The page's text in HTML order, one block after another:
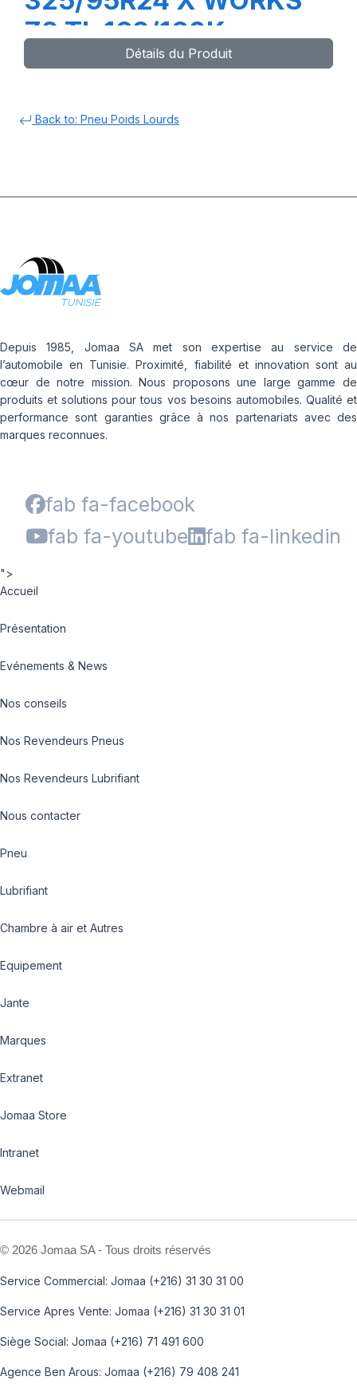
Z2 TL 162/160K
Détails du Produit
Back to: Pneu Poids Lourds
Depuis 1985, Jomaa SA met son expertise au service de
l’automobile en Tunisie. Proximité, fiabilité et innovation sont au
cœur de notre mission. Nous proposons une large gamme de
produits et solutions pour tous vos besoins automobiles. Qualité et
performance sont garanties grâce à nos partenariats avec des
marques reconnues.
fab fa-facebook
fab fa-youtube
fab fa-linkedin
">
Accueil
Présentation
Evénements & News
Nos conseils
Nos Revendeurs Pneus
Nos Revendeurs Lubrifiant
Nous contacter
Pneu
Lubrifiant
Chambre à air et Autres
Equipement
Jante
Marques
Extranet
Jomaa Store
Intranet
Webmail
© 2026 Jomaa SA - Tous droits réservés
Service Commercial: Jomaa (+216) 31 30 31 00
Service Apres Vente: Jomaa (+216) 31 30 31 01
Siège Social: Jomaa (+216) 71 491 600
Agence Ben Arous: Jomaa (+216) 79 408 241